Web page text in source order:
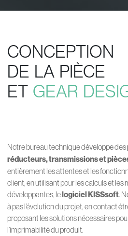
CONCEPTION
DE LA PIÈCE
ET GEAR
Notre bureau technique développe des
réducteurs, transmissions et
entièrement les attentes et les
client, en utilisant pour les calculs et les
développantes, lelogiciel KISSsoft .
à pas l’évolution du projet, en contact
proposant les solutions nécessaires
l’imprimabilité du produit.